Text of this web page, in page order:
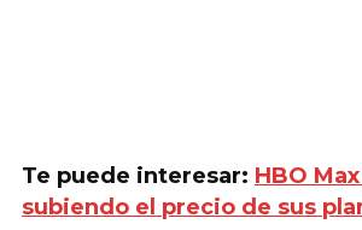
Te puede interesar: HBO
subiendo el precio de sus